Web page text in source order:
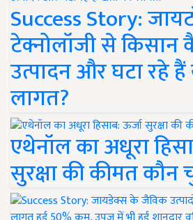
Success Story:
टेक्नोलॉजी से किसान
उत्पादन और घटा रहे
लागत?
एथेनॉल का अधूरा
सुरक्षा की कीमत कौन